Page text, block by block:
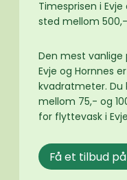
Timesprisen i
sted mellom
Den mest vanlige
Evje og Hornnes
kvadratmeter.
mellom 75,- og
for flyttevask i
Få et tilbud